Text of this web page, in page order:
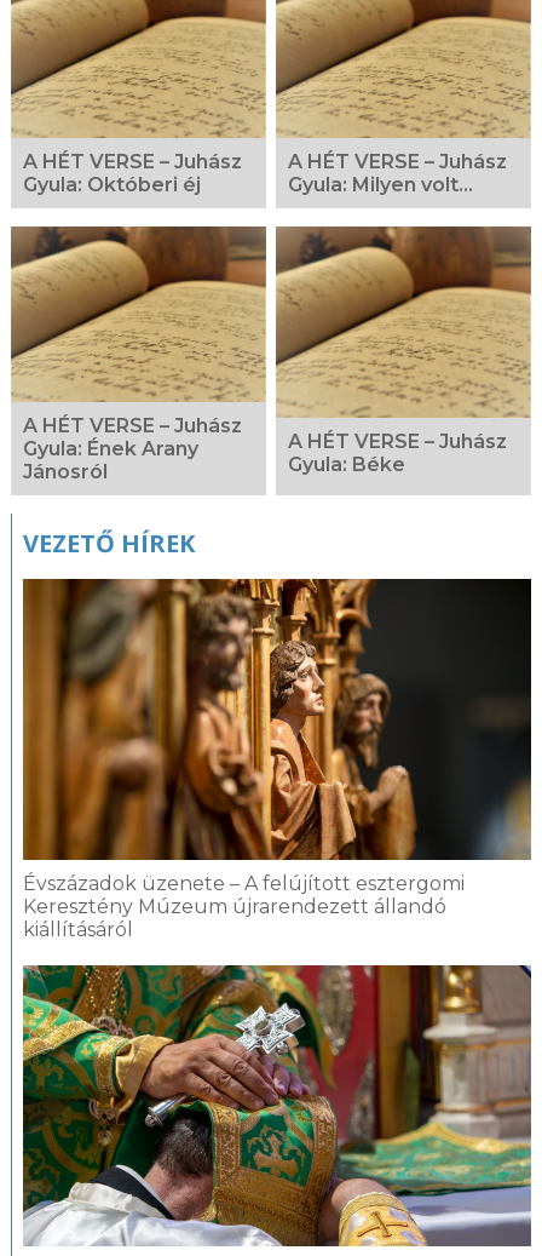
A HÉT VERSE – Juhász
Gyula: Októberi éj
A HÉT VERSE – Juhász
Gyula: Milyen volt...
A HÉT VERSE – Juhász
Gyula: Ének Arany
Jánosról
A HÉT VERSE – Juhász
Gyula: Béke
VEZETŐ HÍREK
Évszázadok üzenete – A felújított esztergomi
Keresztény Múzeum újrarendezett állandó
kiállításáról